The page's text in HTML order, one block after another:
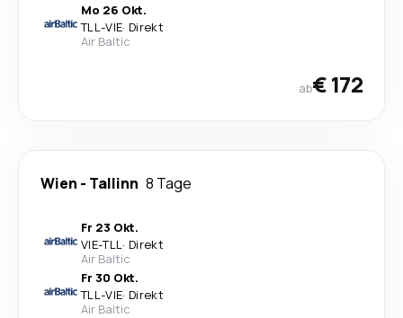
Mo 26 Okt.
TLL-VIE· Direkt
Air Baltic
ab€ 172
Wien - Tallinn 8 Tage
Fr 23 Okt.
VIE-TLL· Direkt
Air Baltic
Fr 30 Okt.
TLL-VIE· Direkt
Air Baltic